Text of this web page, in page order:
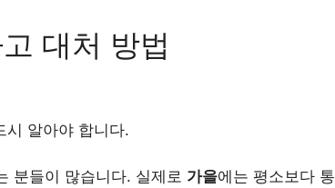
대처 방법
시 알아야 합니다.
분들이 많습니다. 실제로 가을에는 평소보다 통